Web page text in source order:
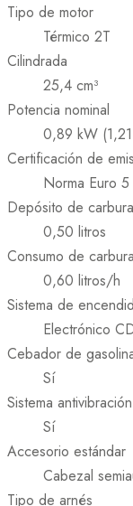
Tipo de motor
Térmico 2T
Cilindrada
25,4 cm³
Potencia nominal
0,89 kW
Certificación de
Norma Euro 5
Depósito de
0,50 litros
Consumo de
0,60 litros/h
Sistema de
Electrónico
Cebador de
Sí
Sistema antivibración
Sí
Accesorio estándar
Cabezal
Tipo de arnés